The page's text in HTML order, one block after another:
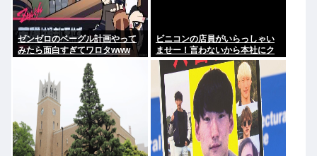
ゼンゼロのベーグル計画やって
みたら面白すぎてワロタwww
ビニコンの店員がいらっしゃい
ませー！言わないから本社にク
レームいれてやりましたよ！
www